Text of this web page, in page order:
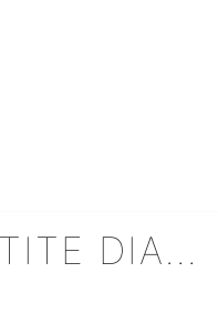
MOMO LA PETITE DIABLESSE